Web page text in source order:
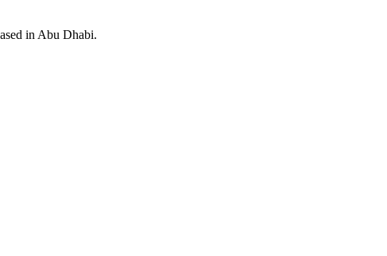
in Abu Dhabi.